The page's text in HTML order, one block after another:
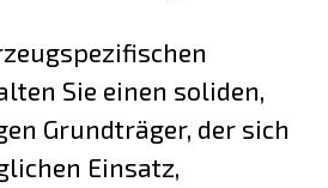
Sie einen soliden,
Grundträger, der sich
Einsatz,